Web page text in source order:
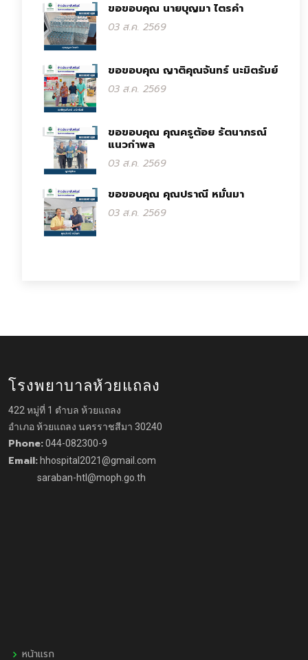
ขอขอบคุณ นายบุญมา ไตรคำ
03 ส.ค. 2569
ขอขอบคุณ ญาติคุณจันทร์ นะมิตรัมย์
03 ส.ค. 2569
ขอขอบคุณ คุณครูต้อย รัตนาภรณ์
แนวกำพล
03 ส.ค. 2569
ขอขอบคุณ คุณปราณี หมั่นมา
03 ส.ค. 2569
โรงพยาบาลห้วยแถลง
422 หมู่ที่ 1 ตำบล ห้วยแถลง
อำเภอ ห้วยแถลง นครราชสีมา 30240
Phone:044-082300-9
Email: hhospital2021@gmail.com
saraban-htl@moph.go.th
หน้าแรก